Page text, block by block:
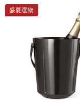
盛夏選物